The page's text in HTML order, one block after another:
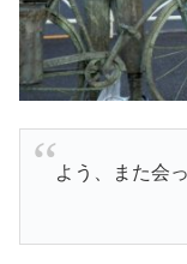
よう、また会